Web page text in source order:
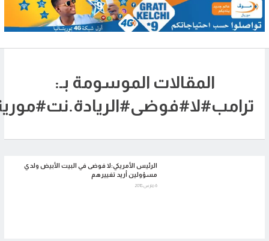
المقالات الموسومة بـ:
الرئيس الأمريكي:لا فوضى في البيت الأبيض ولدي
مسؤولين أريد تغييرهم